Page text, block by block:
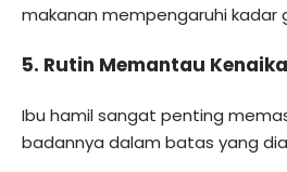
makanan mempengaruhi kadar
5. Rutin Memantau
Ibu hamil sangat penting
badannya dalam batas yang